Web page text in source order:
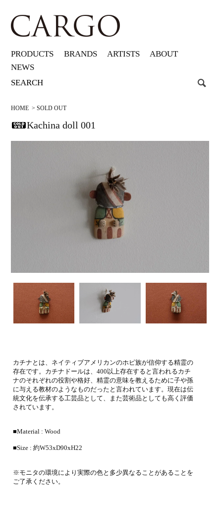
PRODUCTS BRANDS ARTISTS
ABOUT
NEWS
HOME >SOLD OUT
Kachina doll 001
カチナとは、ネイティブアメリカンのホピ族が信仰する精霊の
存在です。カチナドールは、400以上存在すると言われるカチ
ナのそれぞれの役割や格好、精霊の意味を教えるために子や孫
に与える教材のようなものだったと言われています。現在は伝
統文化を伝承する工芸品として、また芸術品としても高く評価
されています。
■Material : Wood
■Size : 約W53xD90xH22
※モニタの環境により実際の色と多少異なることがあることを
ご了承ください。